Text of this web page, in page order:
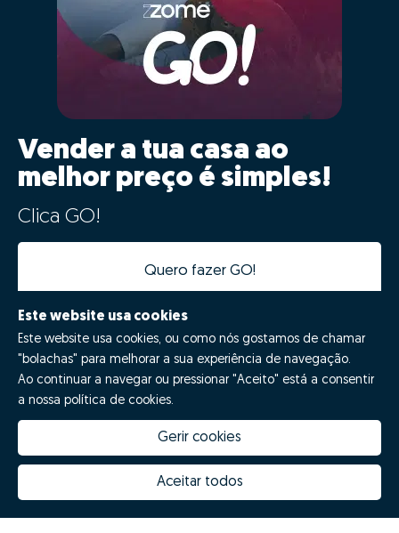
Vender a tua casa ao
melhor preço é simples!
Clica GO!
Quero fazer GO!
Porquê escolher a Zome
Inovação Zome
Hubs Zome
Este website usa cookies
Este website usa cookies, ou como nós gostamos de chamar
"bolachas" para melhorar a sua experiência de navegação.
Ao continuar a navegar ou pressionar "Aceito" está a consentir
a nossa política de cookies.
Gerir cookies
Aceitar todos